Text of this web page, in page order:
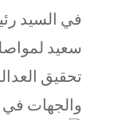
في السيد
سعيد
تحقيق
والجهات